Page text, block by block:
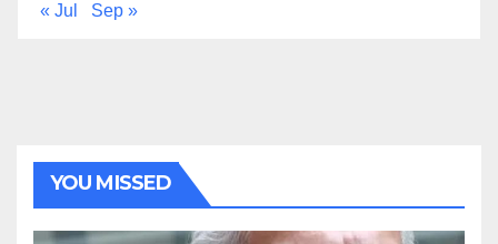
« Jul Sep »
YOU MISSED